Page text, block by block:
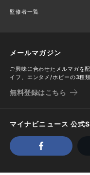
監修者一覧
メールマガジン
ご興味に合わせたメルマガを
イフ、エンタメ/ホビーの3種類
無料登録はこちら
マイナビニュース 公式